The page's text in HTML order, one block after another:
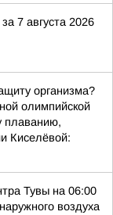
7 августа 2026
организма?
олимпийской
плаванию,
Киселёвой:
Тувы на 06:00
воздуха